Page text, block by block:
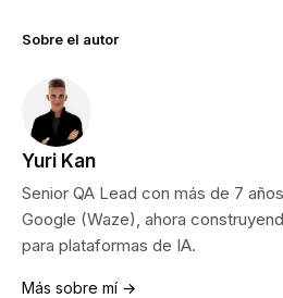
Sobre el autor
Yuri Kan
Senior QA Lead con más de 7
Google (Waze), ahora
para plataformas de IA.
Más sobre mí →